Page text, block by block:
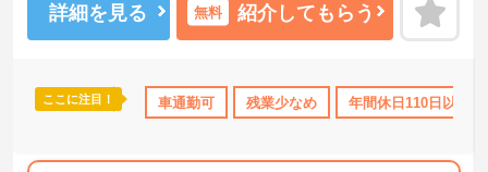
年間休日110日以上 ブランクOK 産休･育休･介護休暇取
ご興味のある方には、面接対策ポイントなど、さらに詳細をお話し
いたしますのでお気軽にご相談ください！
詳細を見る 無料 紹介してもらう
ここに注目！ 車通勤可 残業少なめ 年間休日110日以上